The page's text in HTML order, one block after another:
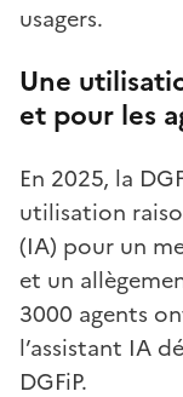
usagers.
Une
et pour les
En 2025, la
utilisation
(IA) pour un
et un
3000 agents
l’assistant IA
DGFiP.